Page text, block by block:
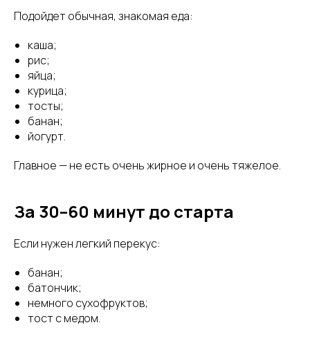
Подойдет обычная, знакомая еда:
каша;
рис;
яйца;
курица;
тосты;
банан;
йогурт.
Главное — не есть очень жирное и очень тяжелое.
За 30–60 минут до старта
Если нужен легкий перекус:
банан;
батончик;
немного сухофруктов;
тост с медом.